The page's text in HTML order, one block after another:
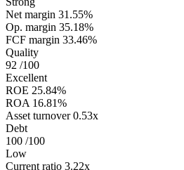
Net margin 31.55%
Op. margin 35.18%
FCF margin 33.46%
Quality
92 /100
Excellent
ROE 25.84%
ROA 16.81%
Asset turnover 0.53x
Debt
100 /100
Low
Current ratio 3.22x